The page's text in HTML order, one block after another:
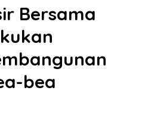
Bersama
bea